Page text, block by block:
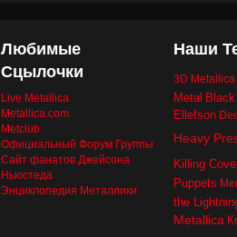
Любимые
Сцылочки
Live Metallica
Metallica.com
Metclub
Официальный Форум Группы
Сайт фанатов Джейсона
Ньюстеда
Энциклопедия Металлики
Наши
3D
Metal
Ellefson
Heavy
Killing
Puppets
the
Metallica